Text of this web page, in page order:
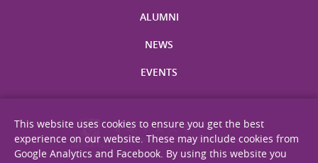
ALUMNI
NEWS
EVENTS
This website uses cookies to ensure you get the best
experience on our website. These may include cookies from
Google Analytics and Facebook. By using this website you